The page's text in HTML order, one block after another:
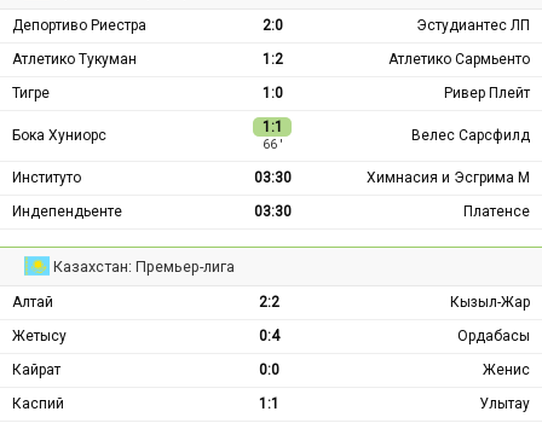
Депортиво Риестра 2:0
Эстудиантес ЛП
Атлетико Тукуман
1:2
Атлетико Сармьенто
Тигре
1:0 Ривер Плейт
Бока Хуниорс 1:1
66 ′
Велес Сарсфилд
Институто 03:30
Химнасия и Эсгрима М
Индепендьенте
03:30 Платенсе
Казахстан: Премьер-лига
Алтай 2:2
Кызыл-Жар
Жетысу
0:4
Ордабасы
Кайрат
0:0
Женис
Каспий
1:1 Улытау